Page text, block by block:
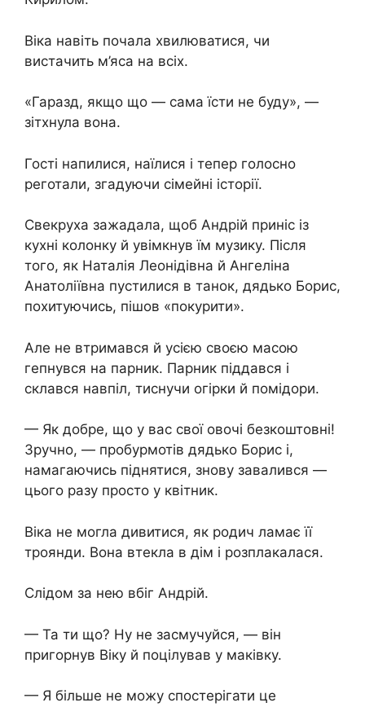
Віка навіть почала хвилюватися, чи
вистачить м’яса на всіх.
«Гаразд, якщо що — сама їсти не буду», —
зітхнула вона.
Гості напилися, наїлися і тепер голосно
реготали, згадуючи сімейні історії.
Свекруха зажадала, щоб Андрій приніс із
кухні колонку й увімкнув їм музику. Після
того, як Наталія Леонідівна й Ангеліна
Анатоліївна пустилися в танок, дядько Борис,
похитуючись, пішов «покурити».
Але не втримався й усією своєю масою
гепнувся на парник. Парник піддався і
склався навпіл, тиснучи огірки й помідори.
— Як добре, що у вас свої овочі безкоштовні!
Зручно, — пробурмотів дядько Борис і,
намагаючись піднятися, знову завалився —
цього разу просто у квітник.
Віка не могла дивитися, як родич ламає її
троянди. Вона втекла в дім і розплакалася.
Слідом за нею вбіг Андрій.
— Та ти що? Ну не засмучуйся, — він
пригорнув Віку й поцілував у маківку.
— Я більше не можу спостерігати це